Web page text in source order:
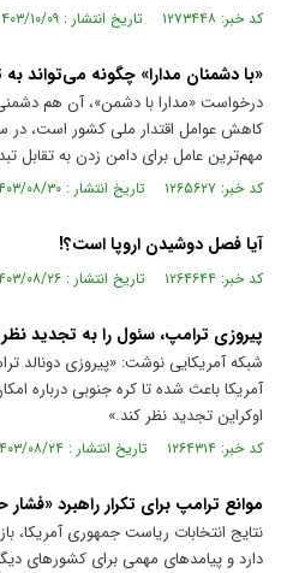
کد خبر: ۱۲۷۳۴۴۸ تاریخ انتشار : ۱۴۰۳/۱۰/۰۹
«با دشمنان مدارا» چگونه می‌تواند
درخواست «مدارا با دشمن»، آن هم
کاهش عوامل اقتدار ملی کشور است، در
مهم‌ترین عامل برای دامن زدن به تقابل
کد خبر: ۱۲۶۵۶۲۷ تاریخ انتشار : ۱۴۰۳/۰۸/۳۰
آیا فصل دوشیدن اروپا است؟!
کد خبر: ۱۲۶۴۶۴۴ تاریخ انتشار : ۱۴۰۳/۰۸/۲۶
پیروزی ترامپ، سئول را به تجدید
شبکه آمریکایی نوشت: «پیروزی دونالد
آمریکا باعث شده تا کره جنوبی درباره
اوکراین تجدید نظر کند.»
کد خبر: ۱۲۶۴۳۱۴ تاریخ انتشار : ۱۴۰۳/۰۸/۲۴
موانع ترامپ برای تکرار راهبرد «فشار
نتایج انتخابات ریاست جمهوری آمریکا،
دارد و پیامدهای مهمی برای کشورهای